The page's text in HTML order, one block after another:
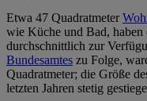
Etwa 47 Quadratmeter
wie Küche und Bad,
durchschnittlich zur
Bundesamtes zu Folge,
Quadratmeter; die Größe
letzten Jahren stetig